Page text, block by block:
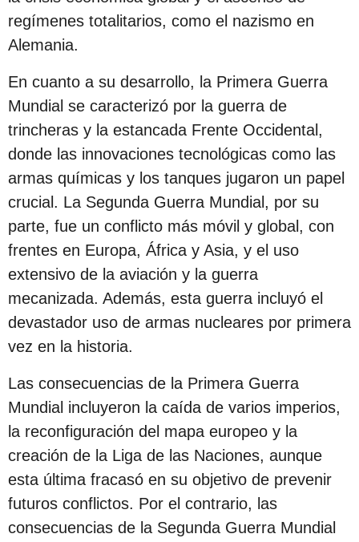
regímenes totalitarios, como el nazismo en
Alemania.
En cuanto a su desarrollo, la Primera Guerra
Mundial se caracterizó por la guerra de
trincheras y la estancada Frente Occidental,
donde las innovaciones tecnológicas como las
armas químicas y los tanques jugaron un papel
crucial. La Segunda Guerra Mundial, por su
parte, fue un conflicto más móvil y global, con
frentes en Europa, África y Asia, y el uso
extensivo de la aviación y la guerra
mecanizada. Además, esta guerra incluyó el
devastador uso de armas nucleares por primera
vez en la historia.
Las consecuencias de la Primera Guerra
Mundial incluyeron la caída de varios imperios,
la reconfiguración del mapa europeo y la
creación de la Liga de las Naciones, aunque
esta última fracasó en su objetivo de prevenir
futuros conflictos. Por el contrario, las
consecuencias de la Segunda Guerra Mundial